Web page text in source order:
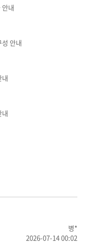
병*
2026-07-14 00:02